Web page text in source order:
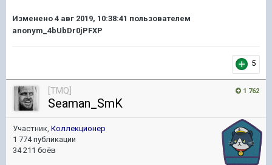
Изменено 4 авг 2019, 10:38:41 пользователем
anonym_4bUbDr0jPFXP
5
1 762
[TMQ]
Seaman_SmK
Участник, Коллекционер
1 774 публикации
34 211 боёв